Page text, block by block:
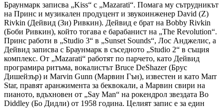
Браунмарк записва „Kiss“ с „Mazarati“. Помага му сътрудникът
на Принс и музикален продуцент и звукоинженер David (Z)
Rivkin (Дейвид (Зи) Ривкин). Дейвид е брат на Bobby Rivkin
(Боби Ривкин), който тогава е барабанист на „The Revolution“.
Принс работи в „Studio 3“ в „Sunset Sounds“, Лос Анджелис, а
Дейвид записва с Браунмарк в съседното „Studio 2“ в същия
комплекс. От „Mazarati“ работят по парчето, като Дейвид
програмира ритъма, вокалистът Bruce DeShazer (Брус
Дишейзър) и Marvin Gunn (Марвин Гън), известен и като Marr
Star, правят аранжимента за беквокали, а Марвин свири на
пианото, вдъхновен от „Say Man“ на рокендрол звездата Bo
Diddley (Бо Дидли) от 1958 година. Целият запис е за един